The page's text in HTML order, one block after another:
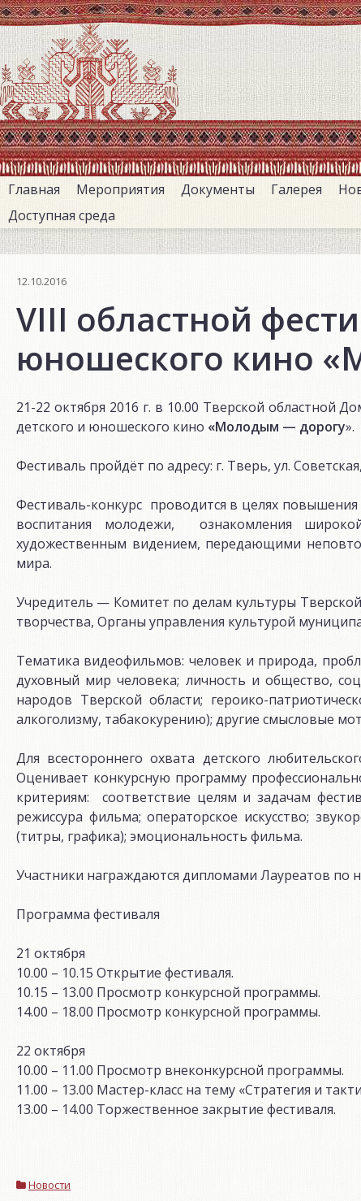
Перейти
к
основному
содержанию
Главная Мероприятия Документы Галерея
Доступная среда
12.10.2016
VIII областной
юношеского кино
21-22 октября 2016 г. в 10.00 Тверской областной
детского и юношеского кино «Молодым — дорогу».
Фестиваль пройдёт по адресу: г. Тверь, ул.
Фестиваль-конкурс проводится в целях
воспитания молодежи, ознакомления
художественным видением, передающими
мира.
Учредитель — Комитет по делам культуры
творчества, Органы управления культурой
Тематика видеофильмов: человек и природа,
духовный мир человека; личность и общество,
народов Тверской области; героико-
алкоголизму, табакокурению); другие смысловые
Для всестороннего охвата детского
Оценивает конкурсную программу
критериям: соответствие целям и задачам
режиссура фильма; операторское искусство;
(титры, графика); эмоциональность фильма.
Участники награждаются дипломами Лауреатов
Программа фестиваля
21 октября
10.00 – 10.15 Открытие фестиваля.
10.15 – 13.00 Просмотр конкурсной программы.
14.00 – 18.00 Просмотр конкурсной программы.
22 октября
10.00 – 11.00 Просмотр внеконкурсной программы.
11.00 – 13.00 Мастер-класс на тему «Стратегия и
13.00 – 14.00 Торжественное закрытие фестиваля.
Новости